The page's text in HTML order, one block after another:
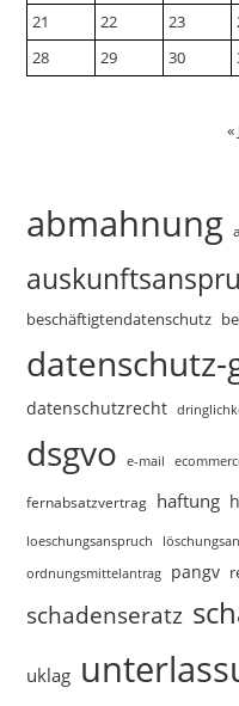
21
22 23
28
29 30
«
abmahnung
beschäftigtendatenschutz
datenschutzrecht
dsgvo e-mail
fernabsatzvertrag haftung
loeschungsanspruch
ordnungsmittelantrag pangv
schadenseratz
uklag